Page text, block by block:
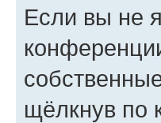
Если вы не
щёлкнув по